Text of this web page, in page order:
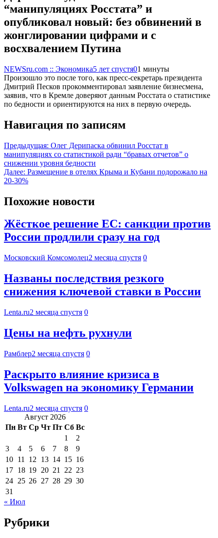
“манипуляциях Росстата” и
опубликовал новый: без обвинений в
жонглировании цифрами и с
восхвалением Путина
NEWSru.com :: Экономика5 лет спустя01 минуты
Произошло это после того, как пресс-секретарь президента
Дмитрий Песков прокомментировал заявление бизнесмена,
заявив, что в Кремле доверяют данным Росстата о статистике
по бедности и ориентируются на них в первую очередь.
Навигация по записям
Предыдущая: Олег Дерипаска обвинил Росстат в
манипуляциях со статистикой ради “бравых отчетов” о
снижении уровня бедности
Далее: Размещение в отелях Крыма и Кубани подорожало на
20-30%
Похожие новости
Жёсткое решение ЕС: санкции против
России продлили сразу на год
Московский Комсомолец2 месяца спустя 0
Названы последствия резкого
снижения ключевой ставки в России
Lenta.ru2 месяца спустя 0
Цены на нефть рухнули
Рамблер2 месяца спустя 0
Раскрыто влияние кризиса в
Volkswagen на экономику Германии
Lenta.ru2 месяца спустя 0
Август 2026
Пн Вт Ср Чт Пт Сб Вс
1
2
3
4 5 6 7 8
9
10 11 12 13 14 15 16
17 18 19 20 21 22 23
24 25 26 27 28 29 30
31
« Июл
Рубрики